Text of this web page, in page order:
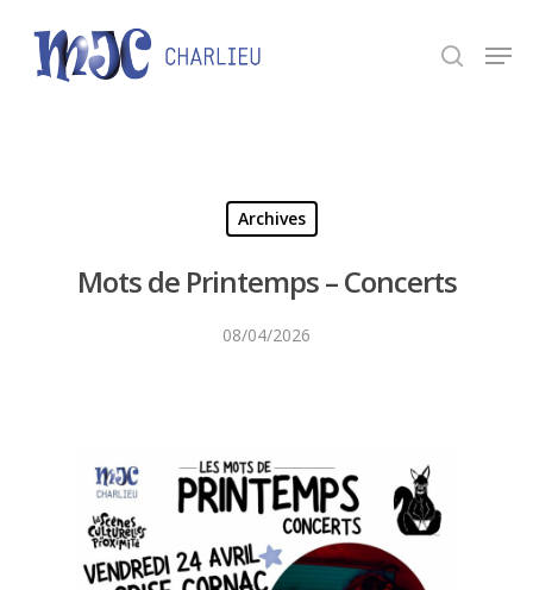
Archives
Mots de Printemps – Concerts
08/04/2026